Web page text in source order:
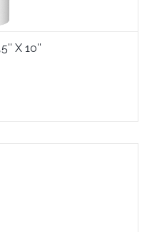
X 10''